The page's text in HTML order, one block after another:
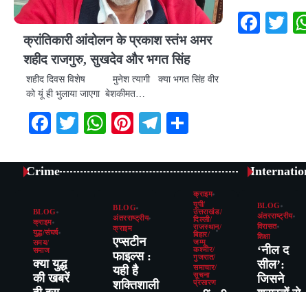
क्रांतिकारी आंदोलन के प्रकाश स्तंभ अमर
शहीद राजगुरु, सुखदेव और भगत सिंह
शहीद दिवस विशेष मुनेश त्यागी क्या भगत सिंह वीर
को यूं ही भुलाया जाएगा बेशकीमत…
Facebook
TwitterWhatsApp
PinterestTelegram
Crime
BLOG
क्राइम
युद्ध/संघर्ष
समय/
समाज
क्या युद्ध
की खबरें
BLOG
अंतरराष्ट्रीय
क्राइम
एप्सटीन
फाइल्स :
यही है
शक्तिशाली
क्राइम
यूपी/
उत्तराखंड/
दिल्ली/
राजस्थान/
बिहार/
जम्मू
कश्मीर/
गुजरात/
समाचार/
सूचना
प्रसारण
BLOG
अंतरराष्ट्रीय
विरासत
शिक्षा
‘नील द
सील’:
जिसने